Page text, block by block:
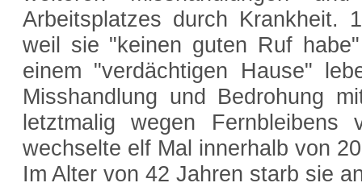
Arbeitsplatzes durch Krankheit.
weil sie "keinen guten Ruf
einem "verdächtigen Hause"
Misshandlung und Bedrohung
letztmalig wegen
wechselte elf Mal innerhalb von
Im Alter von 42 Jahren starb sie